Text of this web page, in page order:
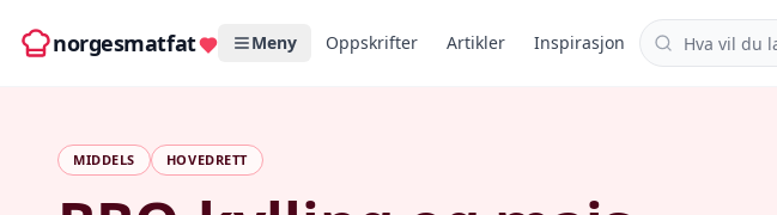
norgesmatfat Meny Oppskrifter Artikler Inspirasjon Søk i oppskrifter
MIDDELS HOVEDRETT